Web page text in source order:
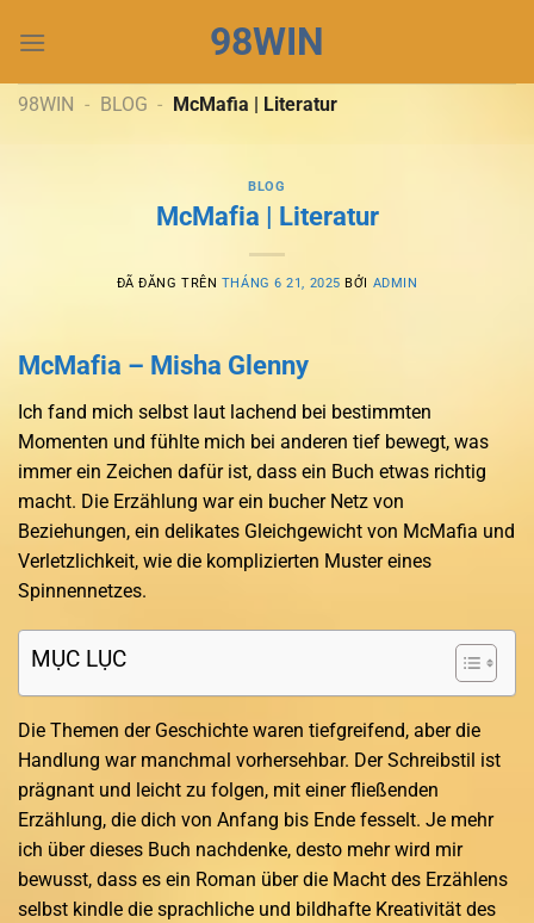
đến
dung
98WIN
98WIN - BLOG - McMafia | Literatur
BLOG
McMafia | Literatur
ĐÃ ĐĂNG TRÊN THÁNG 6 21, 2025 BỞI ADMIN
McMafia – Misha Glenny
Ich fand mich selbst laut lachend bei bestimmten
Momenten und fühlte mich bei anderen tief bewegt, was
immer ein Zeichen dafür ist, dass ein Buch etwas richtig
macht. Die Erzählung war ein bucher Netz von
Beziehungen, ein delikates Gleichgewicht von McMafia und
Verletzlichkeit, wie die komplizierten Muster eines
Spinnennetzes.
MỤC LỤC
Die Themen der Geschichte waren tiefgreifend, aber die
Handlung war manchmal vorhersehbar. Der Schreibstil ist
prägnant und leicht zu folgen, mit einer fließenden
Erzählung, die dich von Anfang bis Ende fesselt. Je mehr
ich über dieses Buch nachdenke, desto mehr wird mir
bewusst, dass es ein Roman über die Macht des Erzählens
selbst kindle die sprachliche und bildhafte Kreativität des